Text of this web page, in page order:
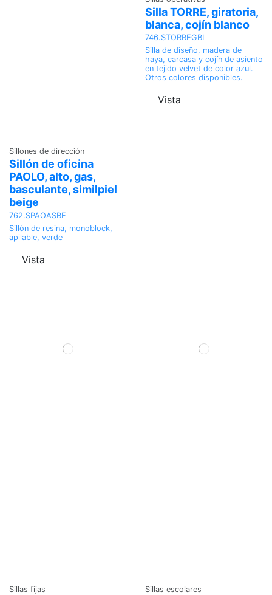
Sillones de dirección
Sillón de oficina
PAOLO, alto, gas,
basculante, similpiel
beige
762.SPAOASBE
Sillón de resina, monoblock,
apilable, verde
Vista
Silla TORRE, giratoria,
blanca, cojín blanco
746.STORREGBL
Silla de diseño, madera de
haya, carcasa y cojín de asiento
en tejido velvet de color azul.
Otros colores disponibles.
Vista
Sillas fijas Sillas escolares